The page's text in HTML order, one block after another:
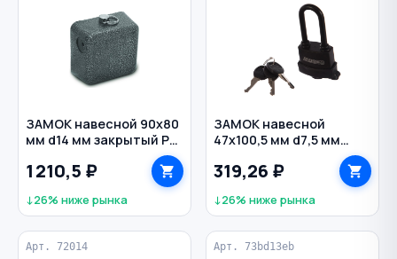
ЗАМОК навесной 90х80
мм d14 мм закрытый PL-
10/90 775012 ШЛОСС
1 210,5 ₽
↓26% ниже рынка
ЗАМОК навесной
47х100,5 мм d7,5 мм
влагозащищенный PDR-
319,26 ₽
↓26% ниже рынка
Арт. 72014 Арт. 73bd13eb